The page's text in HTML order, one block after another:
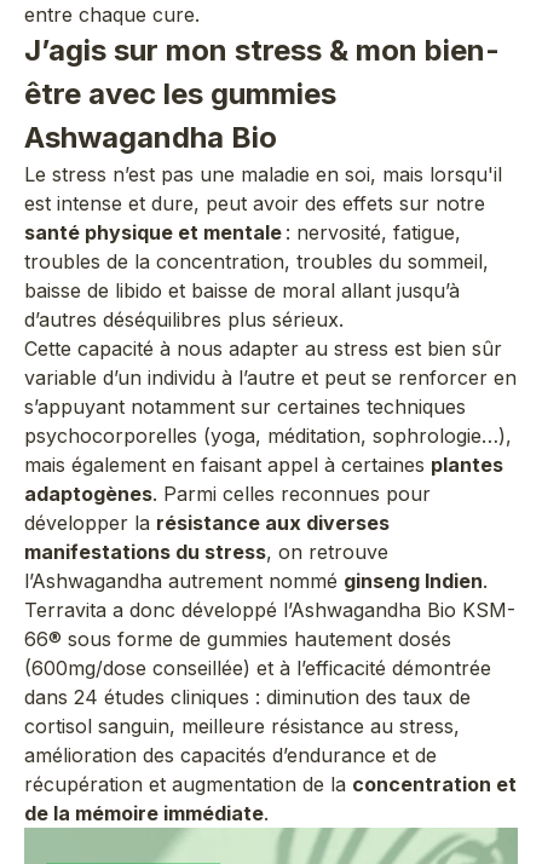
entre chaque cure.
J’agis sur mon stress & mon bien-
être avec les gummies
Ashwagandha Bio
Le stress n’est pas une maladie en soi, mais lorsqu'il
est intense et dure, peut avoir des effets sur notre
santé physique et mentale : nervosité, fatigue,
troubles de la concentration, troubles du sommeil,
baisse de libido et baisse de moral allant jusqu’à
d’autres déséquilibres plus sérieux.
Cette capacité à nous adapter au stress est bien sûr
variable d’un individu à l’autre et peut se renforcer en
s’appuyant notamment sur certaines techniques
psychocorporelles (yoga, méditation, sophrologie…),
mais également en faisant appel à certaines plantes
adaptogènes. Parmi celles reconnues pour
développer la résistance aux diverses
manifestations du stress, on retrouve
l’Ashwagandha autrement nommé ginseng Indien.
Terravita a donc développé l’Ashwagandha Bio KSM-
66® sous forme de gummies hautement dosés
(600mg/dose conseillée) et à l’efficacité démontrée
dans 24 études cliniques : diminution des taux de
cortisol sanguin, meilleure résistance au stress,
amélioration des capacités d’endurance et de
récupération et augmentation de la concentration et
de la mémoire immédiate.